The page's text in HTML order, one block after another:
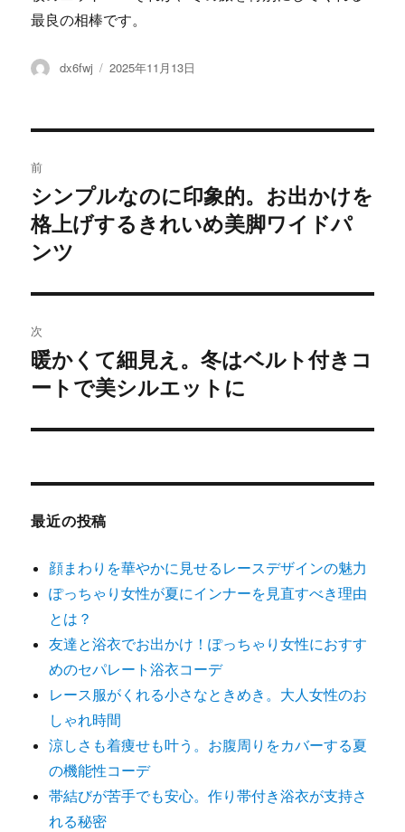
最良の相棒です。
投
dx6fwj
投
2025年11月13日
稿
ナ
ビ
ゲ
ー
シ
前
過
去
の
稿:
シンプルなのに印象的。お出かけを
格上げするきれいめ美脚ワイドパ
ンツ
次
次
の
稿:
暖かくて細見え。冬はベルト付きコ
ートで美シルエットに
最近の投稿
顔まわりを華やかに見せるレースデザインの魅力
ぽっちゃり女性が夏にインナーを見直すべき理由
とは？
友達と浴衣でお出かけ！ぽっちゃり女性におすす
めのセパレート浴衣コーデ
レース服がくれる小さなときめき。大人女性のお
しゃれ時間
涼しさも着痩せも叶う。お腹周りをカバーする夏
の機能性コーデ
帯結びが苦手でも安心。作り帯付き浴衣が支持さ
れる秘密